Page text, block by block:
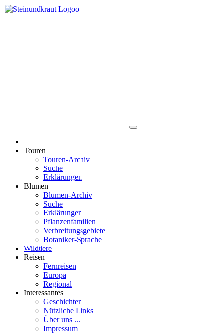
Touren
Touren-Archiv
Suche
Erklärungen
Blumen
Blumen-Archiv
Suche
Erklärungen
Pflanzenfamilien
Verbreitungsgebiete
Botaniker-Sprache
Wildtiere
Reisen
Fernreisen
Europa
Regional
Interessantes
Geschichten
Nützliche Links
Über uns ...
Impressum